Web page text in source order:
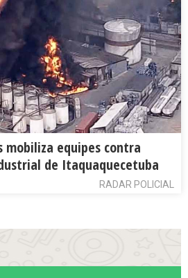
mobiliza equipes contra
de Itaquaquecetuba
RADAR POLICIAL